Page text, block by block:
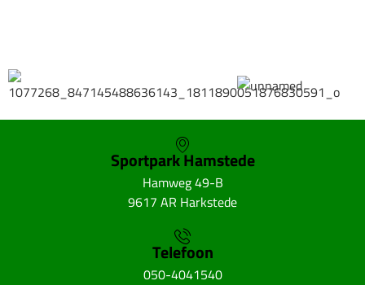
Sportpark Hamstede
Hamweg 49-B
9617 AR Harkstede
Telefoon
050-4041540